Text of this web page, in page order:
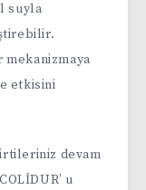
suyla
etkisini
devam
u